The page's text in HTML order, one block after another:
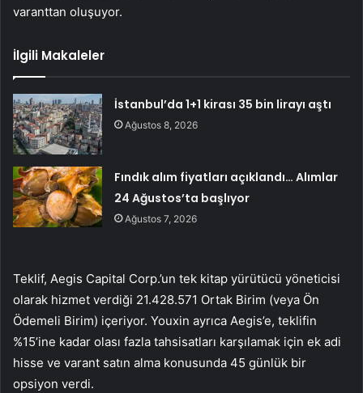
varanttan oluşuyor.
İlgili Makaleler
İstanbul’da 1+1 kirası 35 bin lirayı aştı
Ağustos 8, 2026
Fındık alım fiyatları açıklandı… Alımlar
24 Ağustos’ta başlıyor
Ağustos 7, 2026
Teklif, Aegis Capital Corp.’un tek kitap yürütücü yöneticisi
olarak hizmet verdiği 21.428.571 Ortak Birim (veya Ön
Ödemeli Birim) içeriyor. Youxin ayrıca Aegis’e, teklifin
%15’ine kadar olası fazla tahsisatları karşılamak için ek adi
hisse ve varant satın alma konusunda 45 günlük bir
opsiyon verdi.